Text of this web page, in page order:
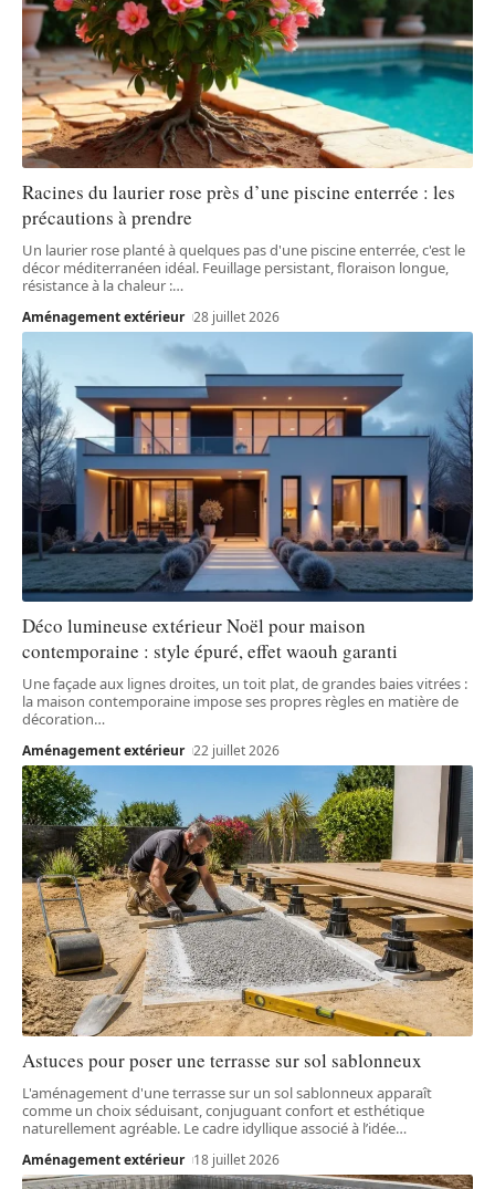
Racines du laurier rose près d’une piscine enterrée : les
précautions à prendre
Un laurier rose planté à quelques pas d'une piscine enterrée, c'est le
décor méditerranéen idéal. Feuillage persistant, floraison longue,
résistance à la chaleur :…
Aménagement extérieur 28 juillet 2026
Déco lumineuse extérieur Noël pour maison
contemporaine : style épuré, effet waouh garanti
Une façade aux lignes droites, un toit plat, de grandes baies vitrées :
la maison contemporaine impose ses propres règles en matière de
décoration…
Aménagement extérieur 22 juillet 2026
Astuces pour poser une terrasse sur sol sablonneux
L'aménagement d'une terrasse sur un sol sablonneux apparaît
comme un choix séduisant, conjuguant confort et esthétique
naturellement agréable. Le cadre idyllique associé à l’idée…
Aménagement extérieur 18 juillet 2026